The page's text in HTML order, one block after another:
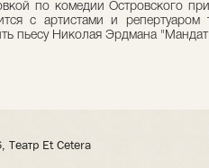
по комедии Островского
с артистами и
пьесу Николая Эрдмана
Et Cetera